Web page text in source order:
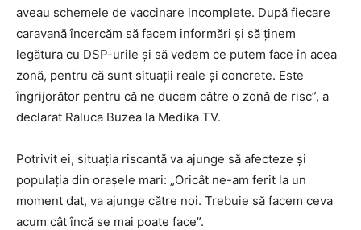
aveau schemele de vaccinare incomplete. După fiecare
caravană încercăm să facem informări şi să ţinem
legătura cu DSP-urile şi să vedem ce putem face în acea
zonă, pentru că sunt situaţii reale şi concrete. Este
îngrijorător pentru că ne ducem către o zonă de risc”, a
declarat Raluca Buzea la Medika TV.
Potrivit ei, situaţia riscantă va ajunge să afecteze şi
populaţia din oraşele mari: „Oricât ne-am ferit la un
moment dat, va ajunge către noi. Trebuie să facem ceva
acum cât încă se mai poate face”.